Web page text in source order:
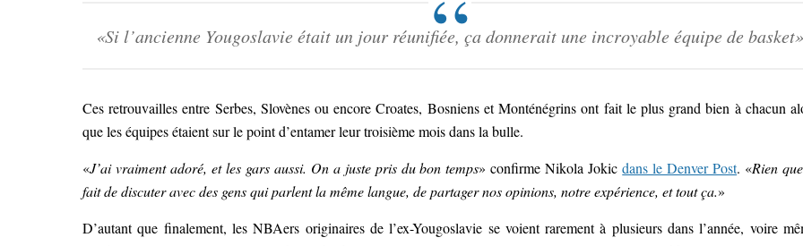
«Si l’ancienne Yougoslavie était un jour réunifiée, ça donnerait une incroyable équipe de basket»
Ces retrouvailles entre Serbes, Slovènes ou encore Croates, Bosniens et Monténégrins ont fait le plus grand bien à chacun
que les équipes étaient sur le point d’entamer leur troisième mois dans la bulle.
«J’ai vraiment adoré, et les gars aussi. On a juste pris du bon temps» confirme Nikola Jokicdans le Denver Post. «Rien
fait de discuter avec des gens qui parlent la même langue, de partager nos opinions, notre expérience, et tout ça.»
D’autant que finalement, les NBAers originaires de l’ex-Yougoslavie se voient rarement à plusieurs dans l’année, voire